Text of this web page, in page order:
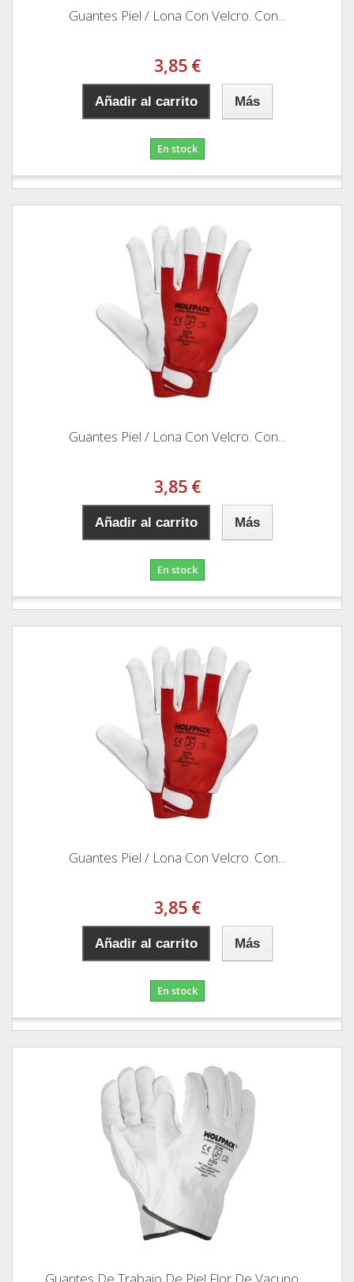
Guantes Piel / Lona Con Velcro. Con...
3,85 €
Añadir al carrito Más
En stock
Guantes Piel / Lona Con Velcro. Con...
3,85 €
Añadir al carrito Más
En stock
Guantes Piel / Lona Con Velcro. Con...
3,85 €
Añadir al carrito Más
En stock
Guantes De Trabajo De Piel Flor De Vacuno,...